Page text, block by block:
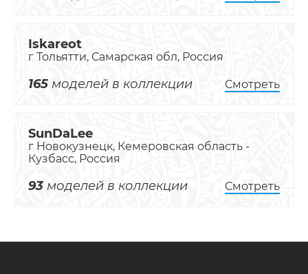
Iskareot
г Тольятти, Самарская обл, Россия
165 моделей в коллекции Смотреть
SunDaLee
г Новокузнецк, Кемеровская область -
Кузбасс, Россия
93 моделей в коллекции Смотреть